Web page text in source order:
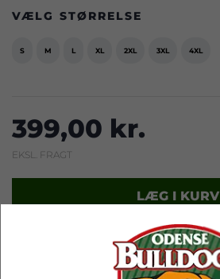
VÆLG STØRRELSE
S M L XL 2XL 3XL 4XL
399,00 kr.
EKSL. FRAGT
LÆG I KURV